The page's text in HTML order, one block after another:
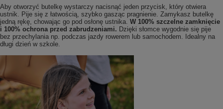
Aby otworzyć butelkę wystarczy nacisnąć jeden przycisk, który otwiera
ustnik. Pije się z łatwością, szybko gasząc pragnienie. Zamykasz butelkę
jedną rękę, chowając go pod osłonę ustnika. W 100% szczelne zamknięcie
i 100% ochrona przed zabrudzeniami. Dzięki słomce wygodnie się pije
bez przechylania np. podczas jazdy rowerem lub samochodem. Idealny na
długi dzień w szkole.